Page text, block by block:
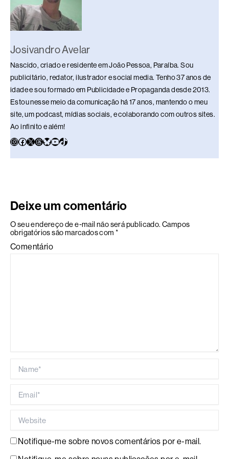
Josivandro Avelar
Nascido, criado e residente em João Pessoa, Paraíba. Sou
publicitário, redator, ilustrador e social media. Tenho 37 anos de
idade e sou formado em Publicidade e Propaganda desde 2013.
Estou nesse meio da comunicação há 17 anos, mantendo o meu
site, um podcast, mídias sociais, e colaborando com outros sites.
Ao infinito e além!
Deixe um comentário
O seu endereço de e-mail não será publicado. Campos
obrigatórios são marcados com *
Comentário
Notifique-me sobre novos comentários por e-mail.